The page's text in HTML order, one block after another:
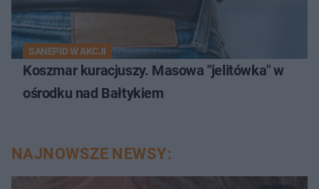
SANEPID W AKCJI
Koszmar kuracjuszy. Masowa "jelitówka" w
ośrodku nad Bałtykiem
NAJNOWSZE NEWSY: